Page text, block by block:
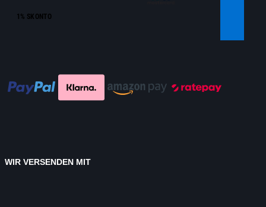
1% SKONTO
WIR VERSENDEN MIT